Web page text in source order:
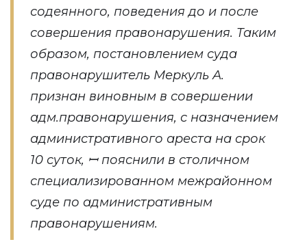
содеянного, поведения до и после
совершения правонарушения. Таким
образом, постановлением суда
правонарушитель Меркуль А.
признан виновным в совершении
адм.правонарушения, с назначением
административного ареста на срок
10 суток, ꟷ пояснили в столичном
специализированном межрайонном
суде по административным
правонарушениям.